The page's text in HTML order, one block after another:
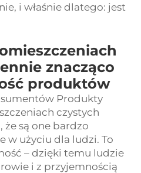
i właśnie dlatego: jest
znacząco
produktów
Produkty
czystych
że są one bardzo
w użyciu dla ludzi. To
– dzięki temu ludzie
i z przyjemnością